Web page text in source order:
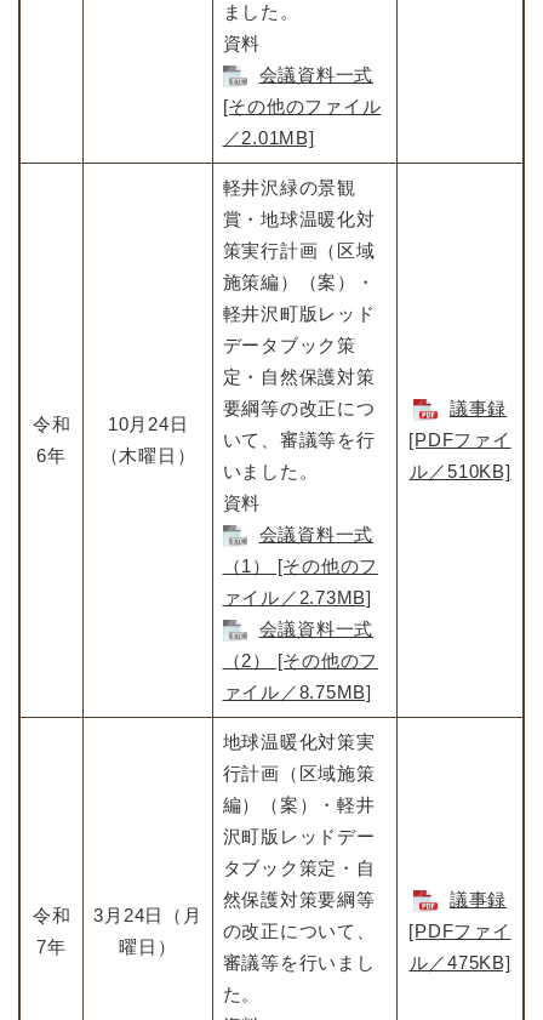
ました。
資料
会議資料一式
[その他のファイル
／2.01MB]
令和
6年
10月24日
（木曜日）
軽井沢緑の景観
賞・地球温暖化対
策実行計画（区域
施策編）（案）・
軽井沢町版レッド
データブック策
定・自然保護対策
要綱等の改正につ
いて、審議等を行
いました。
資料
会議資料一式
（1） [その他のフ
ァイル／2.73MB]
会議資料一式
（2） [その他のフ
ァイル／8.75MB]
議事録
[PDFファイ
ル／510KB]
令和
7年
3月24日（月
曜日）
地球温暖化対策実
行計画（区域施策
編）（案）・軽井
沢町版レッドデー
タブック策定・自
然保護対策要綱等
の改正について、
審議等を行いまし
た。
議事録
[PDFファイ
ル／475KB]